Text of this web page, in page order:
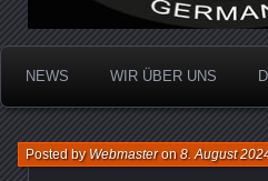
NEWS WIR ÜBER UNS
Posted byWebmasteron8. August